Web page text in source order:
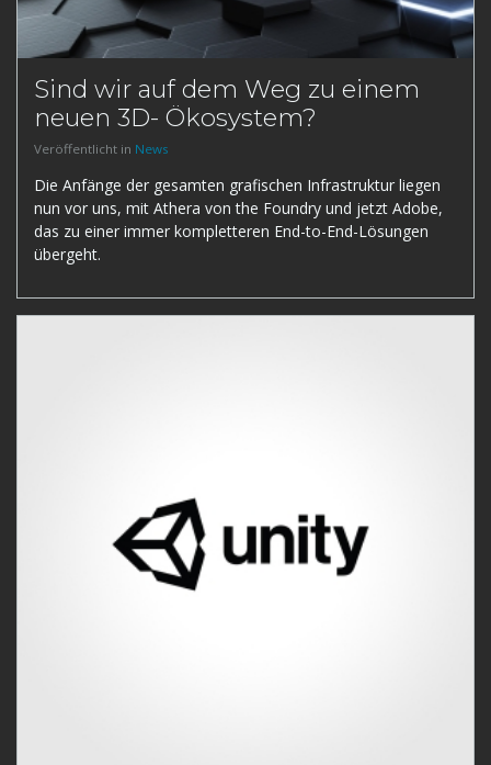
Sind wir auf dem Weg zu einem
neuen 3D- Ökosystem?
Veröffentlicht in News
Die Anfänge der gesamten grafischen Infrastruktur liegen
nun vor uns, mit Athera von the Foundry und jetzt Adobe,
das zu einer immer kompletteren End-to-End-Lösungen
übergeht.